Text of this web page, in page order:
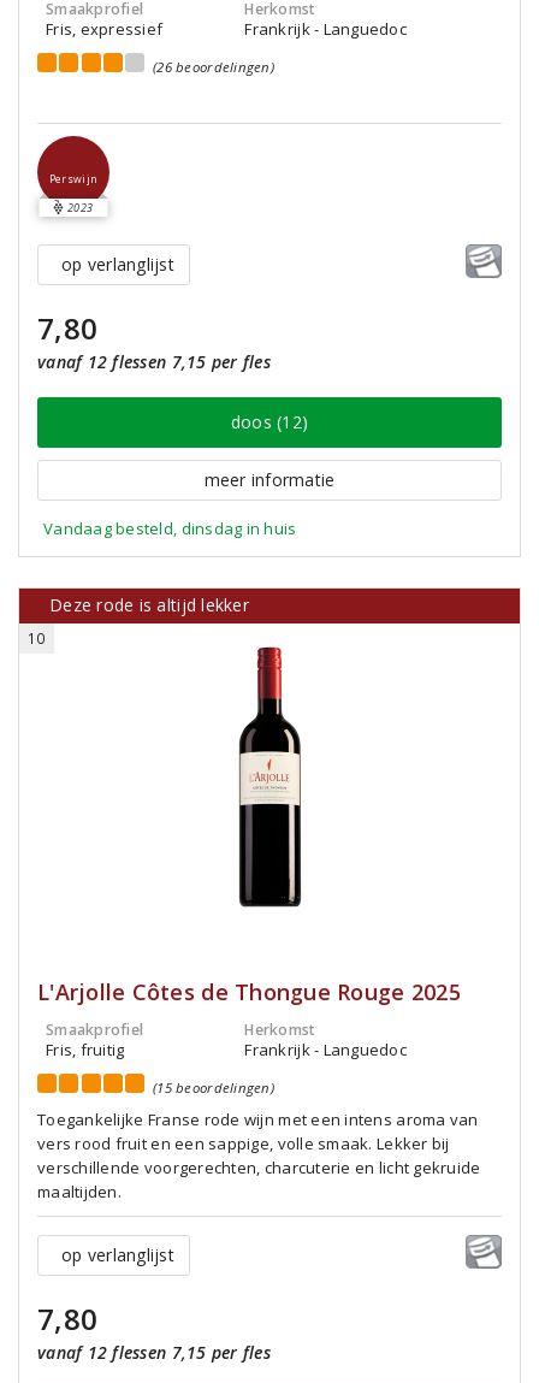
Smaakprofiel
Fris, expressief
Herkomst
Frankrijk - Languedoc
(26 beoordelingen)
Perswijn
2023
op verlanglijst
7,80
vanaf 12 flessen 7,15 per fles
doos (12)
meer informatie
Vandaag besteld, dinsdag in huis
Deze rode is altijd lekker
10
L'Arjolle Côtes de Thongue Rouge 2025
Smaakprofiel
Fris, fruitig
Herkomst
Frankrijk - Languedoc
(15 beoordelingen)
Toegankelijke Franse rode wijn met een intens aroma van
vers rood fruit en een sappige, volle smaak. Lekker bij
verschillende voorgerechten, charcuterie en licht gekruide
maaltijden.
op verlanglijst
7,80
vanaf 12 flessen 7,15 per fles